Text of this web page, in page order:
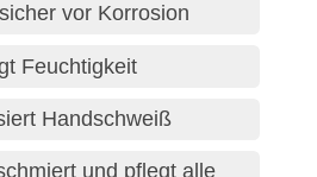
vor Korrosion
Feuchtigkeit
Handschweiß
und pflegt alle